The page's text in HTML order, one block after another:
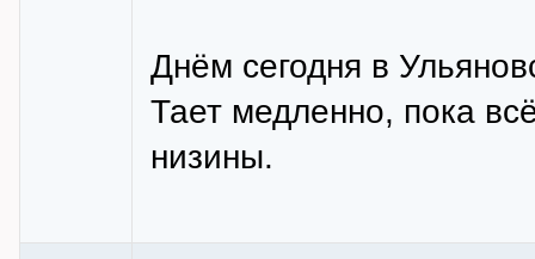
Днём сегодня в
Тает медленно, пока
низины.